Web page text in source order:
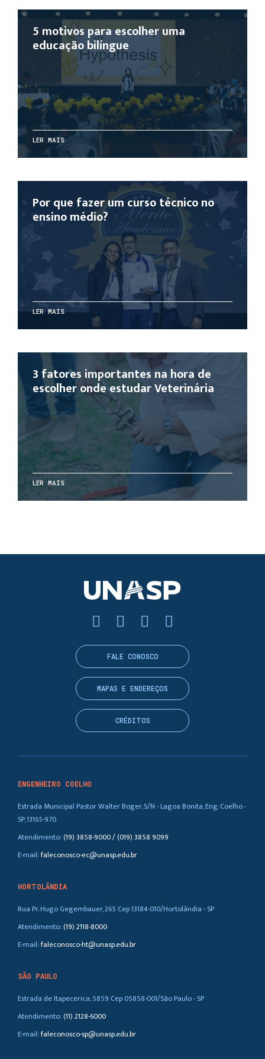
5 motivos para escolher uma
educação bilíngue
LER MAIS
Por que fazer um curso técnico no
ensino médio?
LER MAIS
3 fatores importantes na hora de
escolher onde estudar Veterinária
LER MAIS
ENGENHEIRO COELHO
Estrada Municipal Pastor Walter Boger, S/N - Lagoa Bonita, Eng. Coelho -
SP, 13165-970
Atendimento:(19) 3858-9000 / (019) 3858 9099
E-mail:faleconosco-ec@unasp.edu.br
HORTOLÂNDIA
Rua Pr. Hugo Gegembauer, 265 Cep 13184-010/Hortolândia - SP
Atendimento:(19) 2118-8000
E-mail:faleconosco-ht@unasp.edu.br
SÃO PAULO
Estrada de Itapecerica, 5859 Cep 05858-001/São Paulo - SP
Atendimento:(11) 2128-6000
E-mail:faleconosco-sp@unasp.edu.br
FALE CONOSCO
MAPAS E ENDEREÇOS
CRÉDITOS